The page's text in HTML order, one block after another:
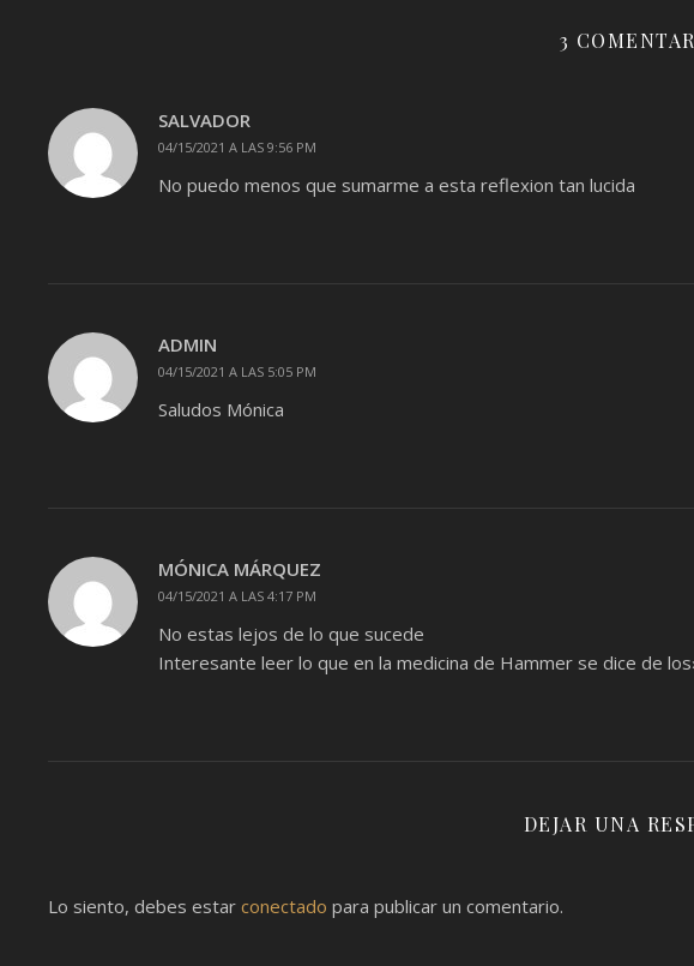
3
SALVADOR
04/15/2021 A LAS 9:56 PM
No puedo menos que sumarme a esta reflexion tan lucida
ADMIN
04/15/2021 A LAS 5:05 PM
Saludos Mónica
MÓNICA MÁRQUEZ
04/15/2021 A LAS 4:17 PM
No estas lejos de lo que sucede
Interesante leer lo que en la medicina de Hammer se dice de
DEJAR UNA
Lo siento, debes estar conectado para publicar un comentario.